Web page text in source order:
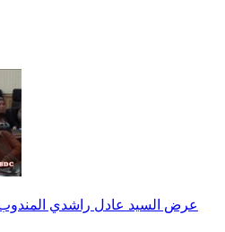
عرض السيد عادل راشدي المندوب